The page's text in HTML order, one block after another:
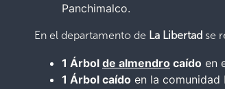
Panchimalco.
En el departamento de La Libertad se
1 Árbol de almendro caído en
1 Árbol caído en la comunidad